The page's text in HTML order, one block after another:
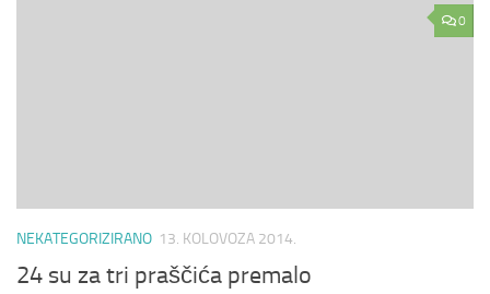
0
NEKATEGORIZIRANO 13. KOLOVOZA 2014.
24 su za tri praščića premalo